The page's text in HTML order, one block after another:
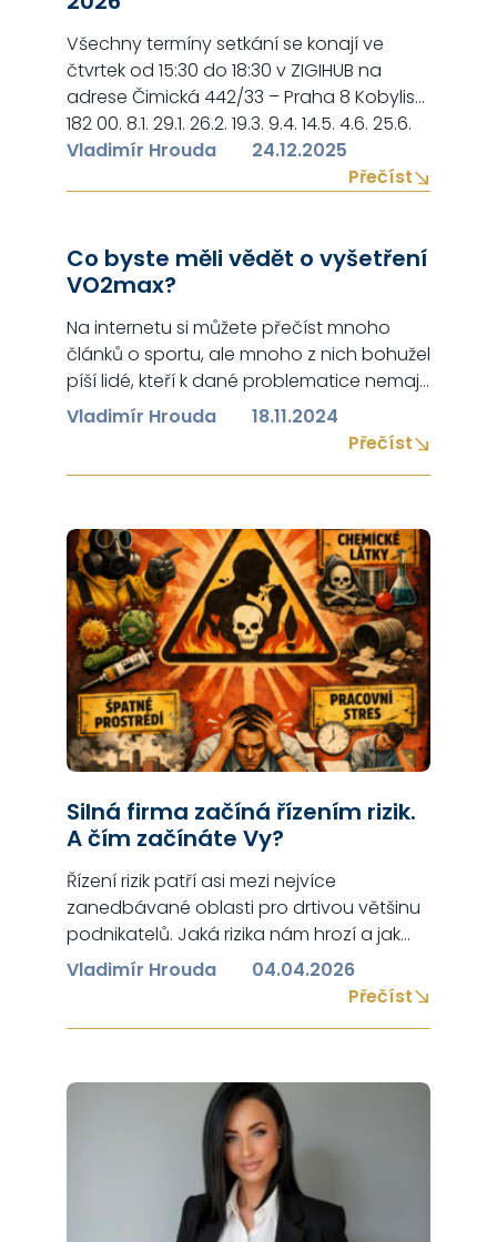
Všechny termíny setkání se konají ve
čtvrtek od 15:30 do 18:30 v ZIGIHUB na
adrese Čimická 442/33 – Praha 8 Kobylisy
182 00. 8.1. 29.1. 26.2. 19.3. 9.4. 14.5. 4.6. 25.6.
30.7. 20.8. 10.9. 1.10. 22.10. 12.11. 3.12.
Vladimír Hrouda
24.12.2025
Přečíst
Co byste měli vědět o vyšetření
VO2max?
Na internetu si můžete přečíst mnoho
článků o sportu, ale mnoho z nich bohužel
píší lidé, kteří k dané problematice nemají
buď dostatečné vzdělání nebo praktické
zkušenosti (nebo dokonce obojí), proto
bych srdečně poděkoval panu
Bahenskému za…
Vladimír Hrouda
18.11.2024
Přečíst
Silná firma začíná řízením rizik.
A čím začínáte Vy?
Řízení rizik patří asi mezi nejvíce
zanedbávané oblasti pro drtivou většinu
podnikatelů. Jaká rizika nám hrozí a jak
závažné jsou jejich dopady? Svět se mění
a této změně je nutné se přizpůsobit,
info o tom, jak mít vyřešená kybernetická
Vladimír Hrouda
04.04.2026
Přečíst